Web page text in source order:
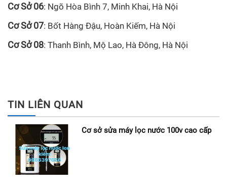
Cơ Sở 06: Ngõ Hòa Bình 7, Minh Khai, Hà Nội
Cơ Sở 07: Bốt Hàng Đậu, Hoàn Kiếm, Hà Nội
Cơ Sở 08: Thanh Bình, Mộ Lao, Hà Đông, Hà Nội
TIN LIÊN QUAN
Cơ sở sửa máy lọc nước 100v cao cấp